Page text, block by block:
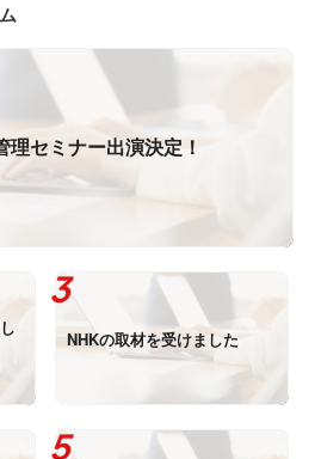
セミナー出演決定！
NHKの取材を受けました